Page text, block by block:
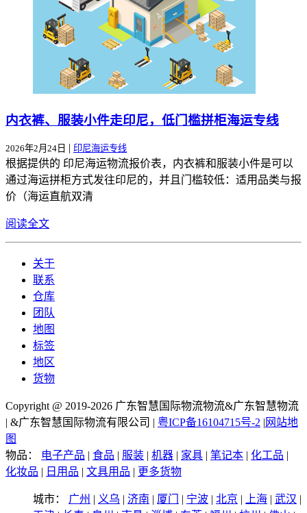
内衣裤、服装小件走印尼，低门槛拼柜海运专线
2026年2月24日 | 印尼海运专线
根据提供的 印尼海运物流报价表，内衣裤和服装小件是可以
通过海运拼柜方式发往印尼的，并且门槛较低：适用品类与报
价（海运直航双清
阅读全文
关于
联系
仓库
团队
地图
标签
地区
货物
Copyright @ 2019-2026 广东智慧国际物流物流&广东智慧物流
| &广东智慧国际物流有限公司 | 粤ICP备16104715号-2 | 网站地
图
物品：
电子产品 | 食品 | 服装 | 机器 | 家具 | 笔记本 | 化工品 |
化妆品 | 日用品 | 文具用品 | 更多货物
城市： 广州 | 义乌 | 济南 | 厦门 | 宁波 | 北京 | 上海 | 武汉 |